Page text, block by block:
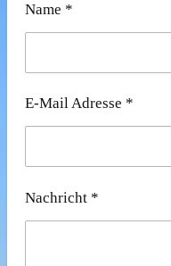
Name *
E-Mail Adresse *
Nachricht *